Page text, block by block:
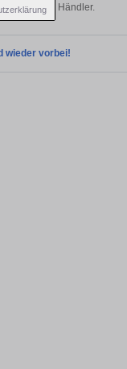
und vom Händler.
wieder vorbei!